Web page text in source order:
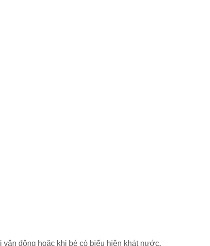
động hoặc khi bé có biểu hiện khát nước.